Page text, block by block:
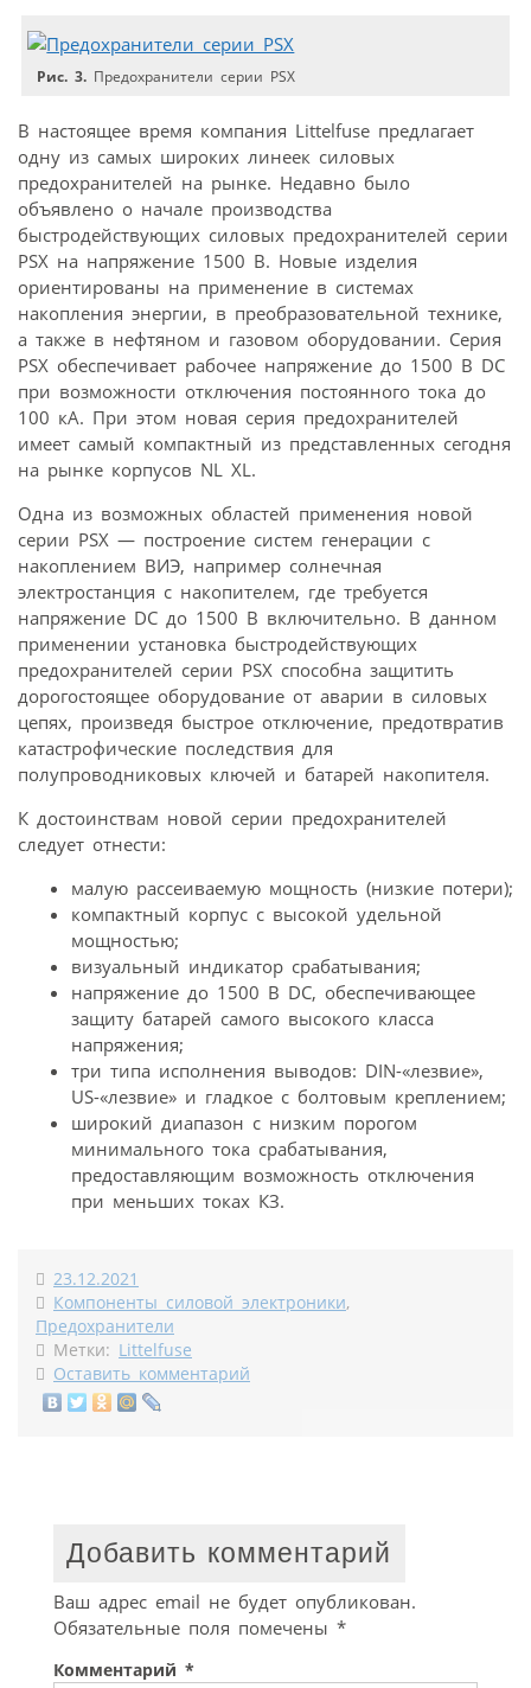
Рис. 3. Предохранители серии PSX
В настоящее время компания Littelfuse предлагает
одну из самых широких линеек силовых
предохранителей на рынке. Недавно было
объявлено о начале производства
быстродействующих силовых предохранителей серии
PSX на напряжение 1500 В. Новые изделия
ориентированы на применение в системах
накопления энергии, в преобразовательной технике,
а также в нефтяном и газовом оборудовании. Серия
PSX обеспечивает рабочее напряжение до 1500 В DC
при возможности отключения постоянного тока до
100 кА. При этом новая серия предохранителей
имеет самый компактный из представленных сегодня
на рынке корпусов NL XL.
Одна из возможных областей применения новой
серии PSX — построение систем генерации с
накоплением ВИЭ, например солнечная
электростанция с накопителем, где требуется
напряжение DC до 1500 В включительно. В данном
применении установка быстродействующих
предохранителей серии PSX способна защитить
дорогостоящее оборудование от аварии в силовых
цепях, произведя быстрое отключение, предотвратив
катастрофические последствия для
полупроводниковых ключей и батарей накопителя.
К достоинствам новой серии предохранителей
следует отнести:
малую рассеиваемую мощность (низкие потери);
компактный корпус с высокой удельной
мощностью;
визуальный индикатор срабатывания;
напряжение до 1500 В DC, обеспечивающее
защиту батарей самого высокого класса
напряжения;
три типа исполнения выводов: DIN-«лезвие»,
US-«лезвие» и гладкое с болтовым креплением;
широкий диапазон с низким порогом
минимального тока срабатывания,
предоставляющим возможность отключения
при меньших токах КЗ.
23.12.2021
Компоненты силовой электроники,
Предохранители
Метки: Littelfuse
Оставить комментарий
Добавить комментарий
Ваш адрес email не будет опубликован.
Обязательные поля помечены *
Комментарий *